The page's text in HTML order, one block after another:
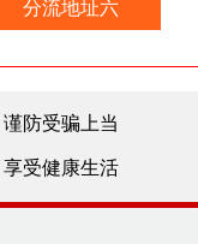
分流地址六
防受骗上当
受健康生活